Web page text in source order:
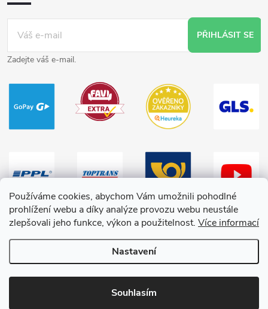
Používáme cookies, abychom Vám umožnili pohodlné
prohlížení webu a díky analýze provozu webu neustále
zlepšovali jeho funkce, výkon a použitelnost. Více informací
Nastavení
Souhlasím
PŘIHLÁSIT SE
Zadejte váš e-mail.
Vytvořil Shoptet